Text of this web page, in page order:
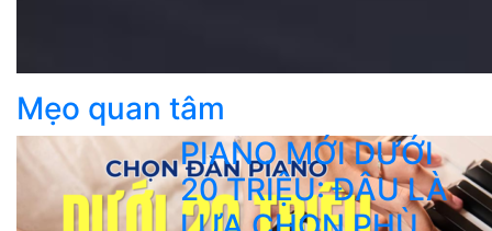
Mẹo quan tâm
PIANO MỚI DƯỚI
20 TRIỆU: ĐÂU LÀ